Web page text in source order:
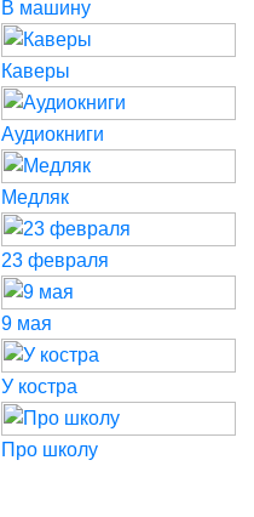
В машину
Каверы
Аудиокниги
Медляк
23 февраля
9 мая
У костра
Про школу